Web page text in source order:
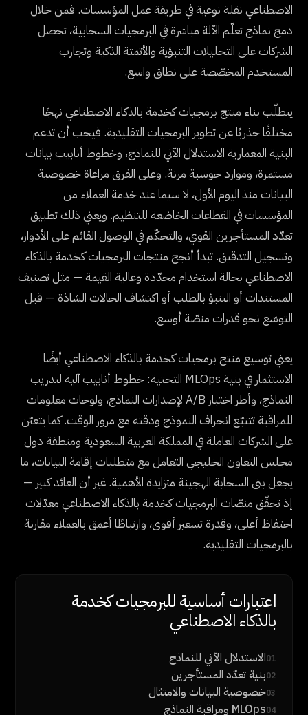
الاصطناعي نقلة نوعية في طريقة عمل المؤسسات. فمن خلال
دمج نماذج تعلّم الآلة مباشرة في البرمجيات السحابية، تحصل
الشركات على التحليلات التنبؤية والأتمتة الذكية وتجارب
المستخدم المخصّصة على نطاق واسع.
يتطلّب بناء منتج برمجيات كخدمة بالذكاء الاصطناعي نهجًا
مختلفًا جذريًا عن تطوير البرمجيات التقليدية. فيجب أن تدعم
البنية المعمارية الاستدلال الآني للنماذج، وخطوط أنابيب بيانات
مستمرة، وموارد حوسبة مرنة. وعلى الفرق مراعاة خصوصية
البيانات منذ اليوم الأول، لا سيما عند خدمة العملاء من
المؤسسات في القطاعات الخاضعة للتنظيم. ويعني ذلك تطبيق
تعدّد المستأجرين القوي، والتحكّم في الوصول القائم على الأدوار،
وتسجيل التدقيق. تبدأ أنجح منتجات البرمجيات كخدمة بالذكاء
الاصطناعي بحالة استخدام محدّدة وعالية القيمة — مثل تصنيف
المستندات أو التنبؤ بالطلب أو اكتشاف الحالات الشاذة — قبل
التوسّع نحو قدرات منصّة أوسع.
يعني توسيع منتج برمجيات كخدمة بالذكاء الاصطناعي أيضًا
الاستثمار في بنية MLOps التحتية: خطوط أنابيب آلية لتدريب
النماذج، وأطر اختبار A/B لإصدارات النماذج، ولوحات معلومات
للمراقبة تتتبّع انحراف النموذج ودقته مع مرور الوقت. كما يتعيّن
على الشركات العاملة في المملكة العربية السعودية ومنطقة دول
مجلس التعاون الخليجي التعامل مع متطلبات إقامة البيانات، ما
يجعل بنى السحابة الهجينة متزايدة الأهمية. غير أن العائد كبير —
إذ تحقّق منصّات البرمجيات كخدمة بالذكاء الاصطناعي معدّلات
احتفاظ أعلى، وقدرة تسعير أقوى، وارتباطًا أعمق بالعملاء مقارنة
بالبرمجيات التقليدية.
اعتبارات أساسية للبرمجيات كخدمة
بالذكاء الاصطناعي
01الاستدلال الآني للنماذج
02بنية تعدّد المستأجرين
03خصوصية البيانات والامتثال
04MLOps ومراقبة النماذج